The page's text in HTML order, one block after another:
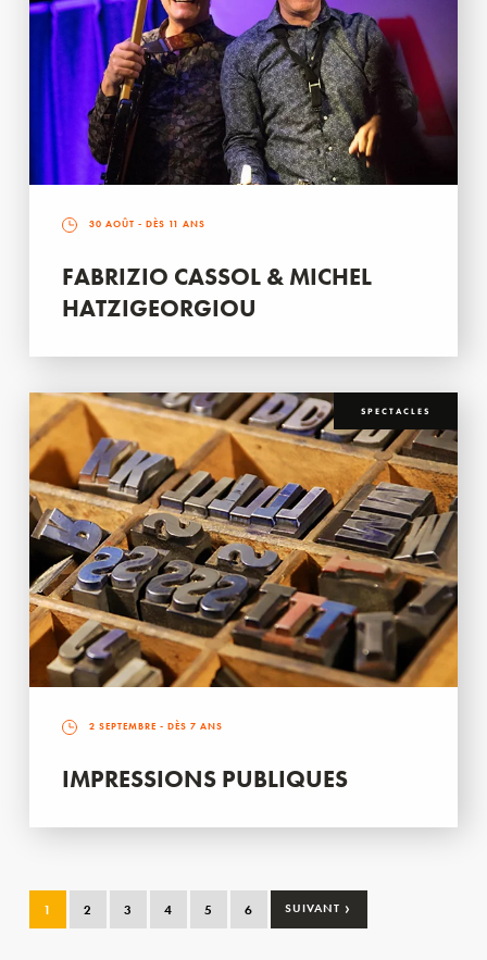
30 AOÛT - DÈS 11 ANS
FABRIZIO CASSOL & MICHEL
HATZIGEORGIOU
SPECTACLES
2 SEPTEMBRE - DÈS 7 ANS
IMPRESSIONS PUBLIQUES
1 2 3 4 5 6 SUIVANT ›